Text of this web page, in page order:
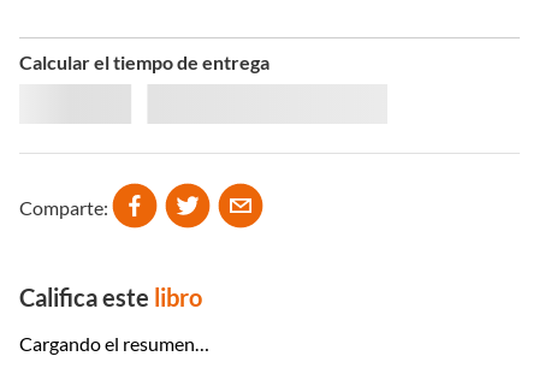
Calcular el tiempo de entrega
Comparte
Califica este libro
Cargando el resumen…